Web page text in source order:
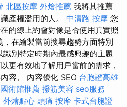
北區按摩 外燴推薦 我將其推薦
產權濫用的人。 中清路 按摩 您
的線上約會對像是否使用真實照
在繪製當前搜尋趨勢方面特別
別特定時期內最感興趣的主題
更有效地了解用戶當前的需求，
容。 內容優化 SEO 台胞證高雄
術館推薦 撥筋美容 seo服務
外燴點心 頭痛 按摩 卡式台胞證